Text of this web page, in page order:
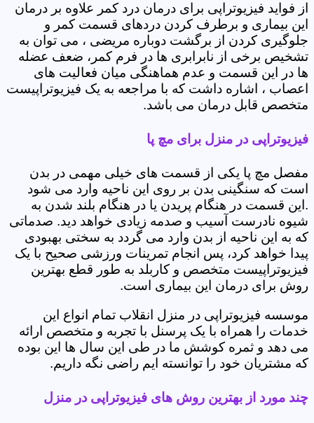
از فواید فیزیوتراپی برای درمان درد کمر علاوه بر درمان
این بیماری و برطرف کردن دردهای قسمت کمر و
جلوگیری کردن از برگشت دوباره مریضی ، می توان به
تشخیص برخی از نابرابری ها در فرم کمر، ضعف عضله
ها در این قسمت و عدم هماهنگی میان فعالیت های
اعصاب ، اشاره داشت که با مراجعه به یک فیزیوتراپیست
متخصص قابل درمان می باشد.
فیزیوتراپی در منزل برای مچ پا
مفصل مچ پا یکی از قسمت های خیلی مهمی در بدن
است که سنگینی بدن بر روی این ناحیه وارد می شود
.این قسمت در هنگام پریدن یا در هنگام بلند شدن به
شیوه نادرست آسیب و صدمه زیادی خواهد دید. صدماتی
که به این ناحیه از بدن وارد می گردد به سختی بهبودی
پیدا خواهد کرد، پس انجام تمرینات ورزشی صحیح با یک
فیزیوتراپیست متخصص و کاربلد به طور قطع بهترین
روش برای درمان این بیماری است.
موسسه فیزیوتراپی در منزل انقلاب تمام انواع این
خدمات را همراه با یک پرسنل با تجربه و متخصص ارائه
می دهد و ثمره کوشش ما در طی این سال ها این بوده
که مشتریان خود را توانسته ایم راضی نگه داریم.
چند مورد از بهترین روش های فیزیوتراپی در منزل